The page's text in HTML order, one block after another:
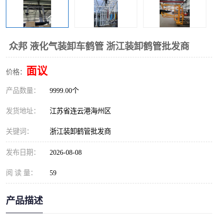
众邦 液化气装卸车鹤管 浙江装卸鹤管批发商
价格： 面议
产品数量： 9999.00个
发货地址： 江苏省连云港海州区
关键词： 浙江装卸鹤管批发商
发布日期： 2026-08-08
阅 读 量： 59
产品描述